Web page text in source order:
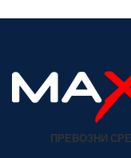
ПРЕВОЗНИ